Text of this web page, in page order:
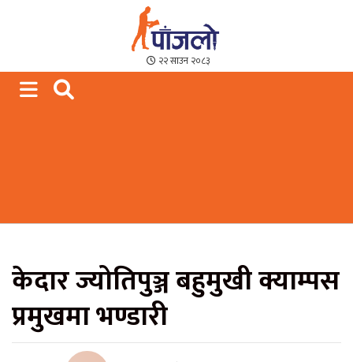
Paajalo News
We are from Far West Nepal
२२ साउन २०८३
केदार ज्योतिपुञ्ज बहुमुखी क्याम्पस
प्रमुखमा भण्डारी